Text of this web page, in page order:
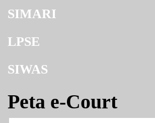
SIMARI
LPSE
SIWAS
Peta e-Court